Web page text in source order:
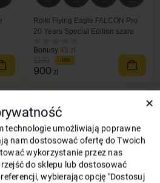
Rolki Flying Eagle FALCON Pro
20 Years Special Edition szare
Bonusy 45 zł
-18%
900 zł
✕
technologie umożliwiają poprawne
nam dostosować ofertę do Twoich
wykorzystanie przez nas
do sklepu lub dostosować
wybierając opcję "Dostosuj